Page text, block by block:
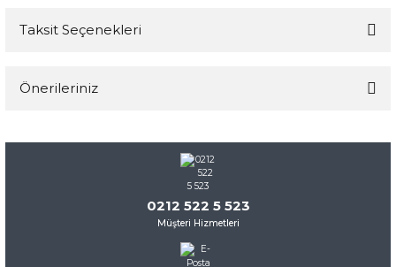
Taksit Seçenekleri
Önerileriniz
konularda yetersiz gördüğünüz noktaları öneri formunu
kullanarak tarafımıza iletebilirsiniz.
Görüş ve önerileriniz için teşekkür ederiz.
Ürün resmi kalitesiz, bozuk veya görüntülenemiyor.
Ürün açıklamasında eksik bilgiler bulunuyor.
0212 522 5 523
Müşteri Hizmetleri